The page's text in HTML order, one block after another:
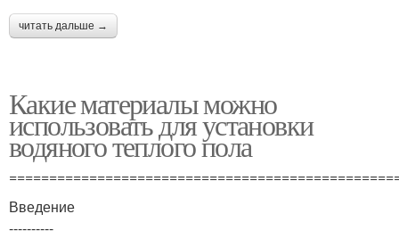
читать дальше →
Какие материалы можно
использовать для установки
водяного теплого пола
Введение
----------